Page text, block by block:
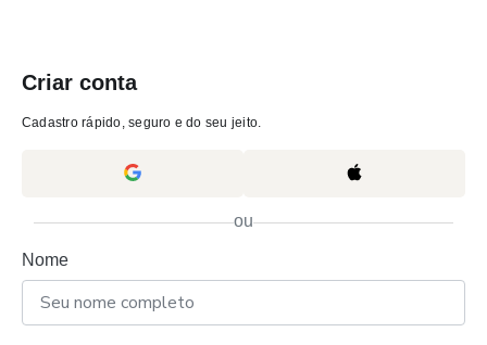
Criar conta
Cadastro rápido, seguro e do seu jeito.
ou
Nome